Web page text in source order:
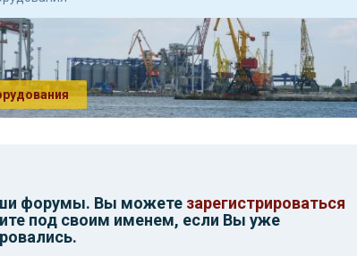
форумы. Вы можете зарегистрироваться
под своим именем, если Вы уже